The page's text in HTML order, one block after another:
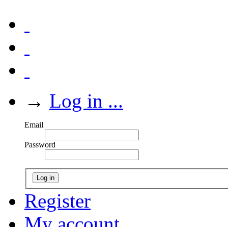
→ Log in ...
Email
Password
Log in
Register